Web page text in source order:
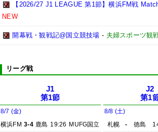
【2026/27 J1 LEAGUE 第1節】横浜FM戦
NEW
開幕戦・観戦記@国立競技場 - 夫婦スポーツ観
リーグ戦
J1
第1節
8/7 (金)
横浜FM 3-4 鹿島 19:26 MUFG国立
J2
第1
8/8 (土)
札幌
- 徳島